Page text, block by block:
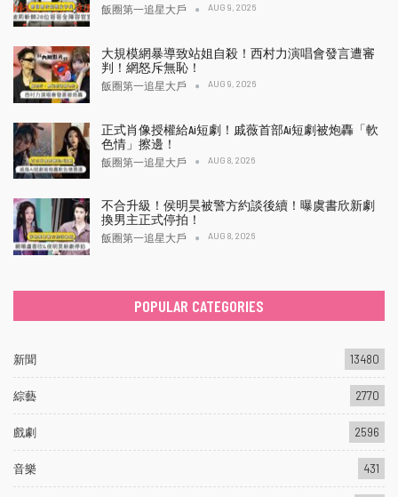
飯圈第一追星大戶 AUG 9, 2026
大規模網暴導致站姐自殺！西村力演唱會發言遭審
判！網怒斥無恥！
飯圈第一追星大戶 AUG 9, 2026
正式肖像授權給Ai短劇！戚薇首部Ai短劇被炮轟「軟
色情」擦邊！
飯圈第一追星大戶 AUG 8, 2026
不合升級！侯明昊被警方約談後續！曝虞書欣新劇
換男主正式停拍！
飯圈第一追星大戶 AUG 8, 2026
POPULAR CATEGORIES
新聞 13480
綜藝 2770
戲劇 2596
音樂 431